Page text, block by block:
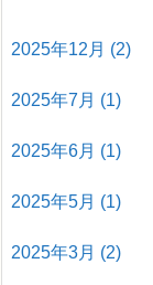
2025年12月 (2)
2025年7月 (1)
2025年6月 (1)
2025年5月 (1)
2025年3月 (2)